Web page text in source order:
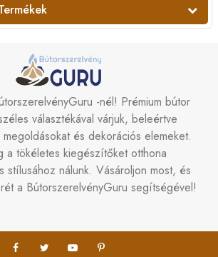
-nél! Prémium bútor
választékával várjuk, beleértve
és dekorációs elemeket.
a tökéletes kiegészítőket otthona
stílusához nálunk. Vásároljon most, és
a BútorszerelvényGuru segítségével!